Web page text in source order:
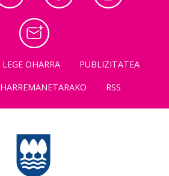
LEGE OHARRA
PUBLIZITATEA
HARREMANETARAKO RSS